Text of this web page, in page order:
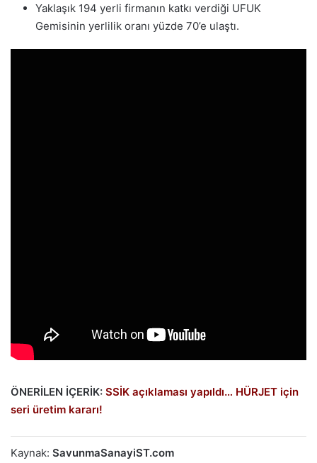
Yaklaşık 194 yerli firmanın katkı verdiği UFUK
Gemisinin yerlilik oranı yüzde 70’e ulaştı.
ÖNERİLEN İÇERİK: SSİK açıklaması yapıldı… HÜRJET için
seri üretim kararı!
Kaynak: SavunmaSanayiST.com